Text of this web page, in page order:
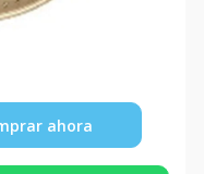
ahora